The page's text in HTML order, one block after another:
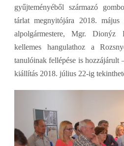
gyűjteményéből származó
tárlat megnyitójára 2018.
alpolgármestere, Mgr. Dionýz
kellemes hangulathoz a
tanulóinak fellépése is hozzájárult
kiállítás 2018. július 22-ig